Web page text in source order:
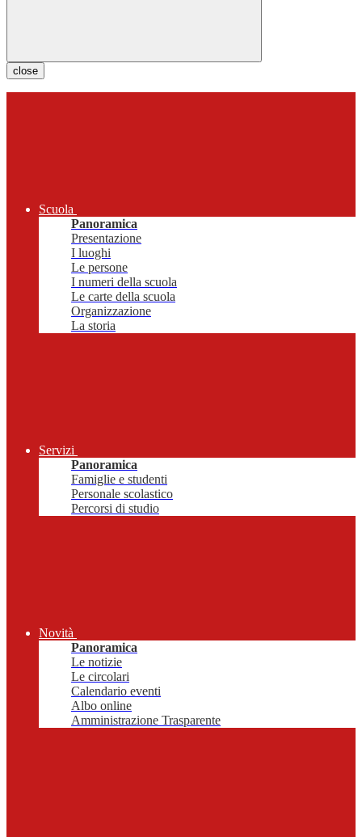
close
Scuola
Panoramica
Presentazione
I luoghi
Le persone
I numeri della scuola
Le carte della scuola
Organizzazione
La storia
Servizi
Panoramica
Famiglie e studenti
Personale scolastico
Percorsi di studio
Novità
Panoramica
Le notizie
Le circolari
Calendario eventi
Albo online
Amministrazione Trasparente